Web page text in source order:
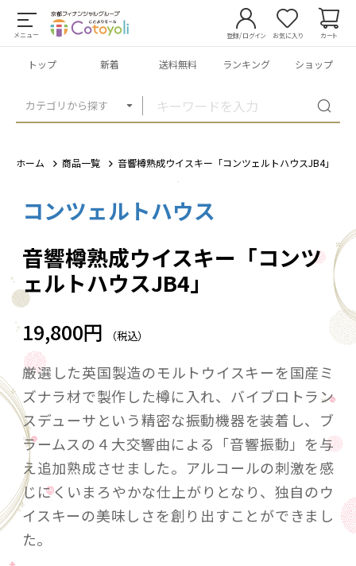
メニュー
カテゴリから探す
登録/ログイン お気に入り カート
トップ 新着 送料無料 ランキング ショップ
ホーム 商品一覧 音響樽熟成ウイスキー「コンツェルトハウスJB4」
コンツェルトハウス
音響樽熟成ウイスキー「コンツ
ェルトハウスJB4」
19,800円 （税込）
厳選した英国製造のモルトウイスキーを国産ミ
ズナラ材で製作した樽に入れ、バイブロトラン
スデューサという精密な振動機器を装着し、ブ
ラームスの４大交響曲による「音響振動」を与
え追加熟成させました。アルコールの刺激を感
じにくいまろやかな仕上がりとなり、独自のウ
イスキーの美味しさを創り出すことができまし
た。